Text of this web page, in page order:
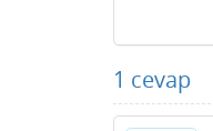
1 cevap